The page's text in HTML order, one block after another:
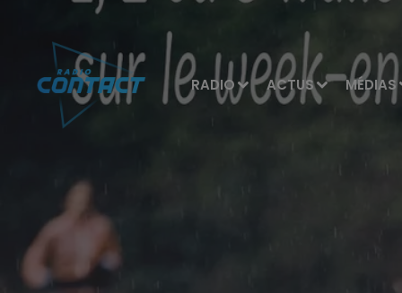
RADIO ACTUS MÉDIAS